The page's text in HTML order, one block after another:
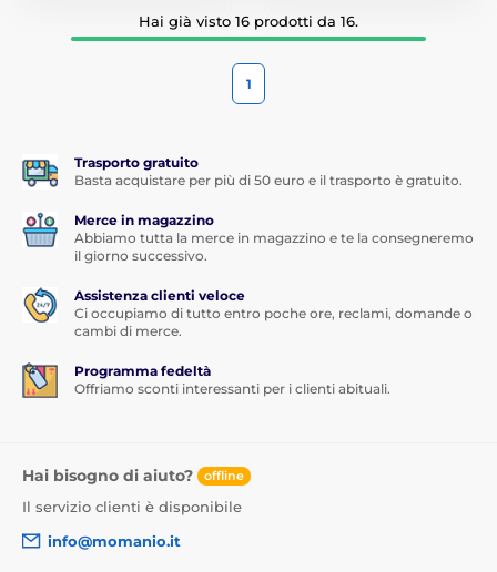
Hai già visto 16 prodotti da 16.
1
Trasporto gratuito
Basta acquistare per più di 50 euro e il trasporto è gratuito.
Merce in magazzino
Abbiamo tutta la merce in magazzino e te la consegneremo
il giorno successivo.
Assistenza clienti veloce
Ci occupiamo di tutto entro poche ore, reclami, domande o
cambi di merce.
Programma fedeltà
Offriamo sconti interessanti per i clienti abituali.
Hai bisogno di aiuto? offline
Il servizio clienti è disponibile
info@momanio.it